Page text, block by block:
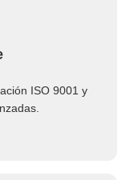
ISO 9001 y